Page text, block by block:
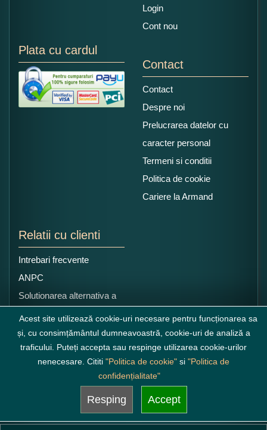
Login
Cont nou
Plata cu cardul
Contact
Contact
Despre noi
Prelucrarea datelor cu
caracter personal
Termeni si conditii
Politica de cookie
Cariere la Armand
Relatii cu clienti
Intrebari frecvente
ANPC
Solutionarea alternativa a
litigiilor
Acest site utilizează cookie-uri necesare pentru funcționarea sa
și, cu consimțământul dumneavoastră, cookie-uri de analiză a
traficului. Puteți accepta sau respinge utilizarea cookie-urilor
nenecesare. Cititi "Politica de cookie" si "Politica de
confidențialitate"
Resping Accept